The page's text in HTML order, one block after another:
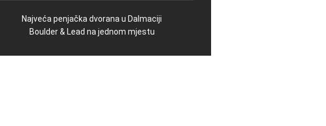
Najveća penjačka dvorana u Dalmaciji
Boulder & Lead na jednom mjestu